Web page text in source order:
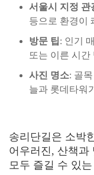
서울시 지정 관
등으로 환경이
방문 팁 : 인기
또는 이른 시간
사진 명소: 골
늘과 롯데타워
송리단길은 소박
어우러진, 산책과
모두 즐길 수 있